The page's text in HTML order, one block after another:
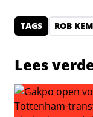
TAGS ROB
Lees